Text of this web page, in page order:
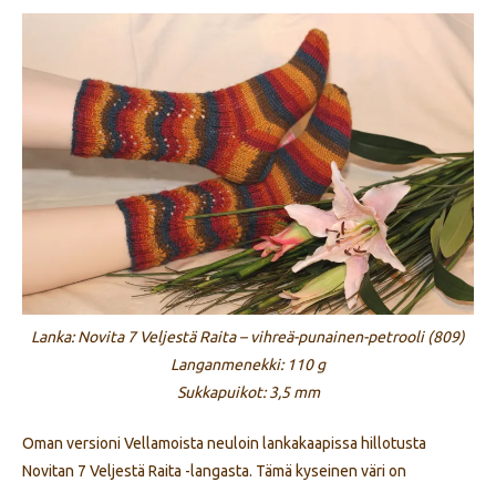
Lanka: Novita 7 Veljestä Raita – vihreä-punainen-petrooli (809)
Langanmenekki: 110 g
Sukkapuikot: 3,5 mm
Oman versioni Vellamoista neuloin lankakaapissa hillotusta
Novitan 7 Veljestä Raita -langasta. Tämä kyseinen väri on